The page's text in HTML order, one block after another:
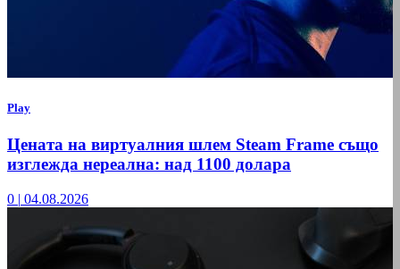
Play
Цената на виртуалния шлем Steam Frame също
изглежда нереална: над 1100 долара
0 | 04.08.2026